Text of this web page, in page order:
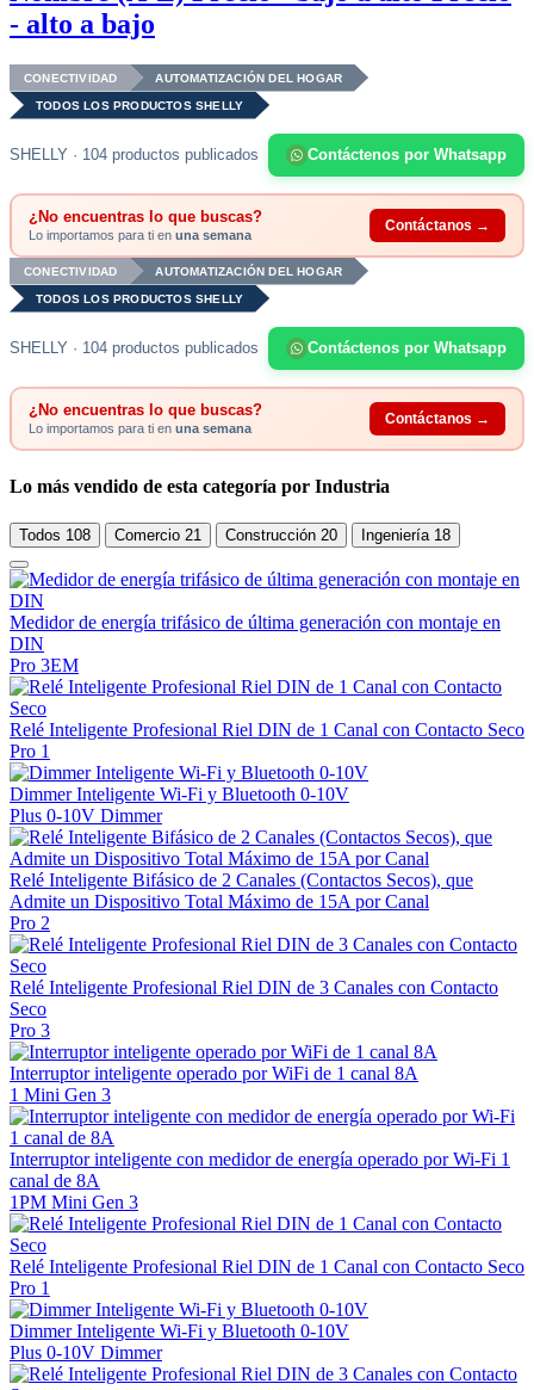
- alto a bajo
CONECTIVIDAD AUTOMATIZACIÓN DEL HOGAR
TODOS LOS PRODUCTOS SHELLY
SHELLY · 104 productos publicados Contáctenos por Whatsapp
¿No encuentras lo que buscas?
Lo importamos para ti en una semana
Contáctanos →
CONECTIVIDAD AUTOMATIZACIÓN DEL HOGAR
TODOS LOS PRODUCTOS SHELLY
SHELLY · 104 productos publicados Contáctenos por Whatsapp
¿No encuentras lo que buscas?
Lo importamos para ti en una semana
Contáctanos →
Lo más vendido de esta categoría por Industria
Todos 108 Comercio 21 Construcción 20 Ingeniería 18
Medidor de energía trifásico de última generación con montaje en
DIN
Pro 3EM
Relé Inteligente Profesional Riel DIN de 1 Canal con Contacto Seco
Pro 1
Dimmer Inteligente Wi-Fi y Bluetooth 0-10V
Plus 0-10V Dimmer
Relé Inteligente Bifásico de 2 Canales (Contactos Secos), que
Admite un Dispositivo Total Máximo de 15A por Canal
Pro 2
Relé Inteligente Profesional Riel DIN de 3 Canales con Contacto
Seco
Pro 3
Interruptor inteligente operado por WiFi de 1 canal 8A
1 Mini Gen 3
Interruptor inteligente con medidor de energía operado por Wi-Fi 1
canal de 8A
1PM Mini Gen 3
Relé Inteligente Profesional Riel DIN de 1 Canal con Contacto Seco
Pro 1
Dimmer Inteligente Wi-Fi y Bluetooth 0-10V
Plus 0-10V Dimmer